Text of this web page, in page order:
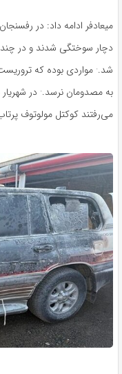
میعادفر ادامه داد: در
دچار سوختگی شدند و در
شد.· مواردی بوده که
به مصدومان نرسد.· در
می‌رفتند کوکتل مولوتوف